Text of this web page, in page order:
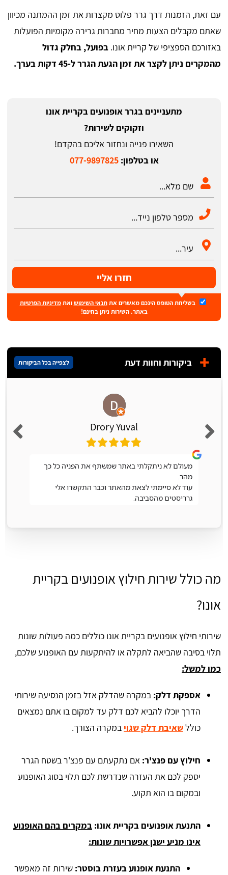
עם זאת, הזמנות דרך גרר פלוס מקצרות את זמן ההמתנה מכיוון
שאתם מקבלים הצעות מחיר מחברות גרירה מקומיות הפועלות
באזורכם הספציפי של קריית אונו. בפועל, בחלק גדול
מהמקרים ניתן לקצר את זמן הגעת הגרר ל-45 דקות בערך.
מתעניינים בגרר אופנועים בקריית אונו
וזקוקים לשירות?
השאירו פנייה ונחזור אליכם בהקדם!
או בטלפון:077-9897825
חזרו אליי
בשליחת הטופס הינכם מאשרים אתתנאי השימושואתמדיניות הפרטיות
באתר. השירות ניתן בחינם!
ביקורות וחוות דעת לצפייה בכל הביקורות
Drory Yuval
מעולם לא ניתקלתי באתר שמשתף את הפניה כל כך
מהר.
עוד לא סיימתי לצאת מהאתר וכבר התקשרו אלי
גרריסטים מהסביבה.
מה כולל שירות חילוץ אופנועים בקריית
אונו?
שירותי חילוץ אופנועים בקריית אונו כוללים כמה פעולות שונות
תלוי בסיבה שהביאה לתקלה או להיתקעות עם האופנוע שלכם,
כמו למשל:
אספקת דלק: במקרה שהדלק אזל בזמן הנסיעה שירותי
הדרך יוכלו להביא לכם דלק עד למקום בו אתם נמצאים
כוללשאיבת דלק שגוי במקרה הצורך.
חילוץ עם פנצ'ר: אם נתקעתם עם פנצ'ר בשטח הגרר
יספק לכם את העזרה שנדרשת לכם תלוי בסוג האופנוע
ובמקום בו הוא תקוע.
התנעת אופנועים בקריית אונו: במקרים בהם האופנוע
אינו מניע ישנן אפשרויות שונות:
התנעת אופנוע בעזרת בוסטר: שירות זה מאפשר